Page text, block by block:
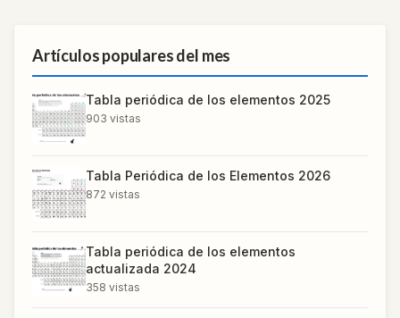
Artículos populares del mes
Tabla periódica de los elementos 2025
903 vistas
Tabla Periódica de los Elementos 2026
872 vistas
Tabla periódica de los elementos
actualizada 2024
358 vistas